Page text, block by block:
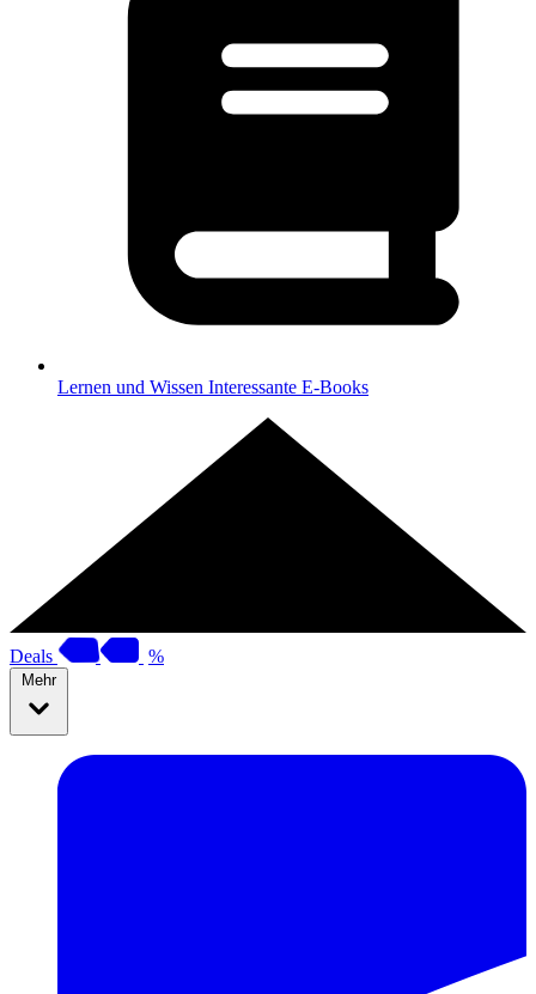
Lernen und Wissen Interessante E-Books
Deals %
Mehr